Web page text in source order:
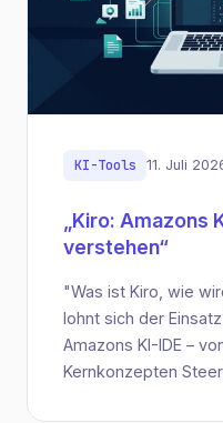
KI-Tools 11. Juli
„Kiro: Amazons
verstehen“
"Was ist Kiro, wie
lohnt sich der
Amazons KI-IDE –
Kernkonzepten